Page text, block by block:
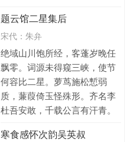
题云馆二星集后
宋代： 朱弁
绝域山川饱所经，客蓬岁晚任
飘零。词源未得窥三峡，使节
何容比二星。萝茑施松慙弱
质，蒹葭倚玉怪殊形。齐名李
杜吾安敢，千载公言有汗青。
寒食感怀次韵吴英叔